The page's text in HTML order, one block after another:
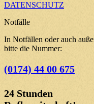
DATENSCHUTZ
Notfälle
In Notfällen oder auch
bitte die Nummer:
(0174) 44 00 675
24 Stunden